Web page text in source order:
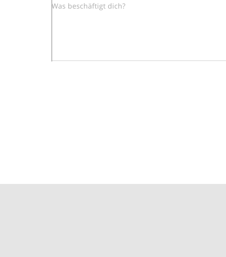
Was beschäftigt dich?